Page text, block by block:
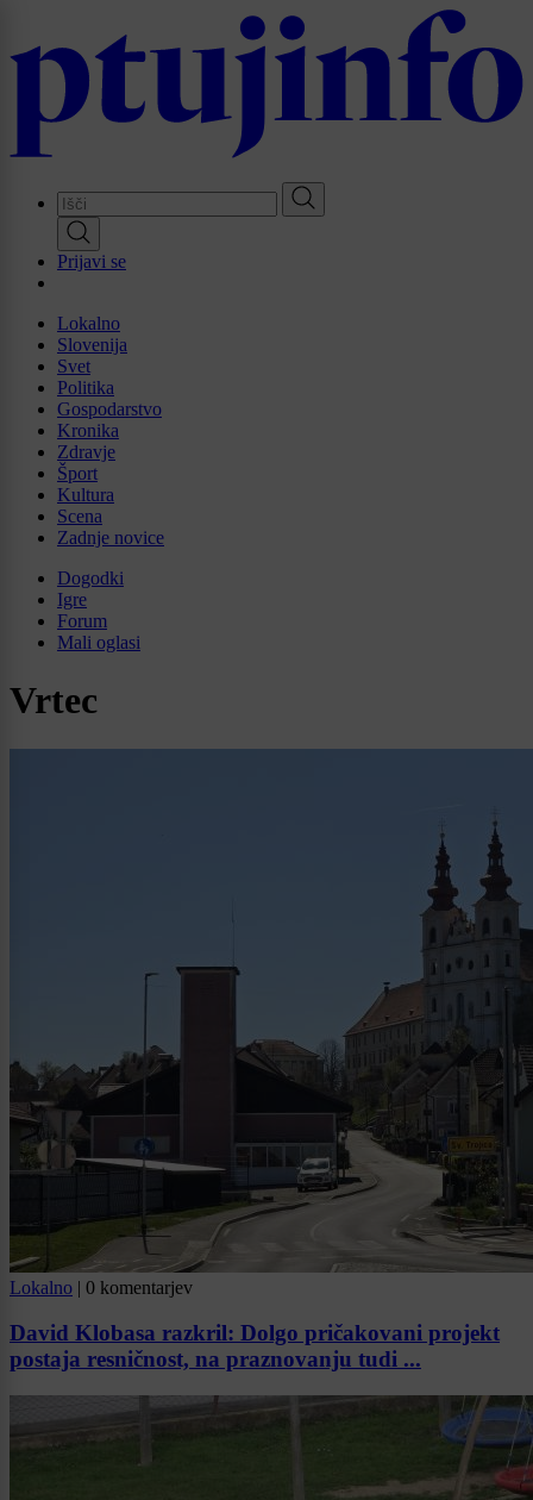
main
Prijavi se
Lokalno
Slovenija
Svet
Politika
Gospodarstvo
Kronika
Zdravje
Šport
Kultura
Scena
Zadnje novice
Dogodki
Igre
Forum
Mali oglasi
Vrtec
Lokalno | 0 komentarjev
David Klobasa razkril: Dolgo pričakovani projekt
postaja resničnost, na praznovanju tudi ...